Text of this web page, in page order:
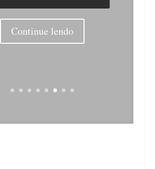
Continue lendo